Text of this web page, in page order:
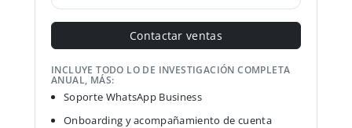
Contactar ventas
INCLUYE TODO LO DE INVESTIGACIÓN COMPLETA
ANUAL, MÁS:
Soporte WhatsApp Business
Onboarding y acompañamiento de cuenta